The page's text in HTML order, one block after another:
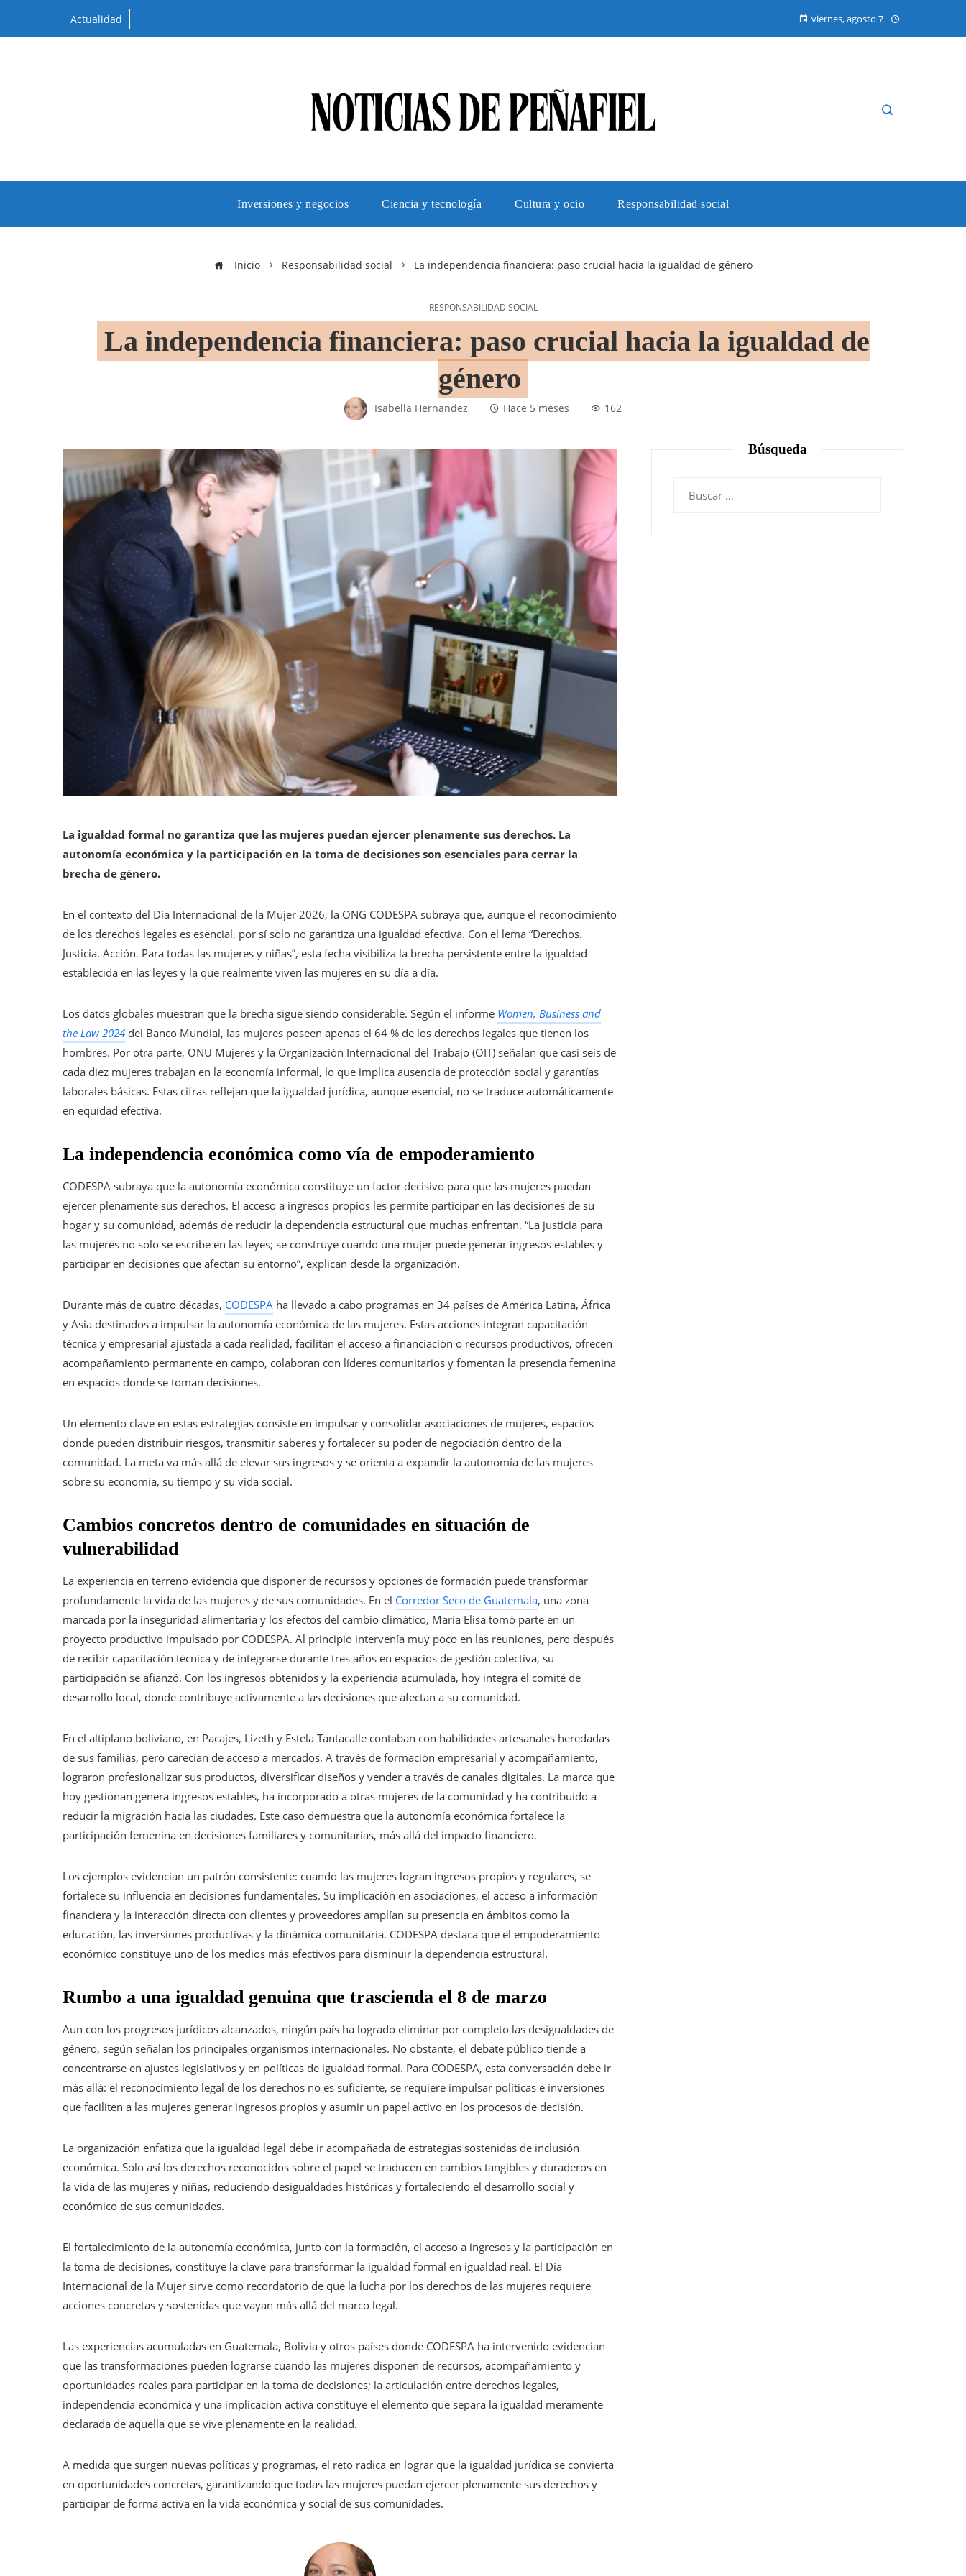
Actualidad viernes, agosto 7
Inversiones y negocios Ciencia y tecnología Cultura y ocio Responsabilidad social
Inicio Responsabilidad social La independencia financiera: paso crucial hacia la igualdad de género
RESPONSABILIDAD SOCIAL
La independencia financiera: paso crucial hacia la igualdad de
género
Isabella Hernandez Hace 5 meses 162
La igualdad formal no garantiza que las mujeres puedan ejercer plenamente sus derechos. La
autonomía económica y la participación en la toma de decisiones son esenciales para cerrar la
brecha de género.
En el contexto del Día Internacional de la Mujer 2026, la ONG CODESPA subraya que, aunque el reconocimiento
de los derechos legales es esencial, por sí solo no garantiza una igualdad efectiva. Con el lema “Derechos.
Justicia. Acción. Para todas las mujeres y niñas”, esta fecha visibiliza la brecha persistente entre la igualdad
establecida en las leyes y la que realmente viven las mujeres en su día a día.
Los datos globales muestran que la brecha sigue siendo considerable. Según el informe Women, Business and
the Law 2024 del Banco Mundial, las mujeres poseen apenas el 64 % de los derechos legales que tienen los
hombres. Por otra parte, ONU Mujeres y la Organización Internacional del Trabajo (OIT) señalan que casi seis de
cada diez mujeres trabajan en la economía informal, lo que implica ausencia de protección social y garantías
laborales básicas. Estas cifras reflejan que la igualdad jurídica, aunque esencial, no se traduce automáticamente
en equidad efectiva.
La independencia económica como vía de empoderamiento
CODESPA subraya que la autonomía económica constituye un factor decisivo para que las mujeres puedan
ejercer plenamente sus derechos. El acceso a ingresos propios les permite participar en las decisiones de su
hogar y su comunidad, además de reducir la dependencia estructural que muchas enfrentan. “La justicia para
las mujeres no solo se escribe en las leyes; se construye cuando una mujer puede generar ingresos estables y
participar en decisiones que afectan su entorno”, explican desde la organización.
Durante más de cuatro décadas, CODESPA ha llevado a cabo programas en 34 países de América Latina, África
y Asia destinados a impulsar la autonomía económica de las mujeres. Estas acciones integran capacitación
técnica y empresarial ajustada a cada realidad, facilitan el acceso a financiación o recursos productivos, ofrecen
acompañamiento permanente en campo, colaboran con líderes comunitarios y fomentan la presencia femenina
en espacios donde se toman decisiones.
Un elemento clave en estas estrategias consiste en impulsar y consolidar asociaciones de mujeres, espacios
donde pueden distribuir riesgos, transmitir saberes y fortalecer su poder de negociación dentro de la
comunidad. La meta va más allá de elevar sus ingresos y se orienta a expandir la autonomía de las mujeres
sobre su economía, su tiempo y su vida social.
Cambios concretos dentro de comunidades en situación de
vulnerabilidad
La experiencia en terreno evidencia que disponer de recursos y opciones de formación puede transformar
profundamente la vida de las mujeres y de sus comunidades. En el Corredor Seco de Guatemala, una zona
marcada por la inseguridad alimentaria y los efectos del cambio climático, María Elisa tomó parte en un
proyecto productivo impulsado por CODESPA. Al principio intervenía muy poco en las reuniones, pero después
de recibir capacitación técnica y de integrarse durante tres años en espacios de gestión colectiva, su
participación se afianzó. Con los ingresos obtenidos y la experiencia acumulada, hoy integra el comité de
desarrollo local, donde contribuye activamente a las decisiones que afectan a su comunidad.
En el altiplano boliviano, en Pacajes, Lizeth y Estela Tantacalle contaban con habilidades artesanales heredadas
de sus familias, pero carecían de acceso a mercados. A través de formación empresarial y acompañamiento,
lograron profesionalizar sus productos, diversificar diseños y vender a través de canales digitales. La marca que
hoy gestionan genera ingresos estables, ha incorporado a otras mujeres de la comunidad y ha contribuido a
reducir la migración hacia las ciudades. Este caso demuestra que la autonomía económica fortalece la
participación femenina en decisiones familiares y comunitarias, más allá del impacto financiero.
Los ejemplos evidencian un patrón consistente: cuando las mujeres logran ingresos propios y regulares, se
fortalece su influencia en decisiones fundamentales. Su implicación en asociaciones, el acceso a información
financiera y la interacción directa con clientes y proveedores amplían su presencia en ámbitos como la
educación, las inversiones productivas y la dinámica comunitaria. CODESPA destaca que el empoderamiento
económico constituye uno de los medios más efectivos para disminuir la dependencia estructural.
Rumbo a una igualdad genuina que trascienda el 8 de marzo
Aun con los progresos jurídicos alcanzados, ningún país ha logrado eliminar por completo las desigualdades de
género, según señalan los principales organismos internacionales. No obstante, el debate público tiende a
concentrarse en ajustes legislativos y en políticas de igualdad formal. Para CODESPA, esta conversación debe ir
más allá: el reconocimiento legal de los derechos no es suficiente, se requiere impulsar políticas e inversiones
que faciliten a las mujeres generar ingresos propios y asumir un papel activo en los procesos de decisión.
La organización enfatiza que la igualdad legal debe ir acompañada de estrategias sostenidas de inclusión
económica. Solo así los derechos reconocidos sobre el papel se traducen en cambios tangibles y duraderos en
la vida de las mujeres y niñas, reduciendo desigualdades históricas y fortaleciendo el desarrollo social y
económico de sus comunidades.
El fortalecimiento de la autonomía económica, junto con la formación, el acceso a ingresos y la participación en
la toma de decisiones, constituye la clave para transformar la igualdad formal en igualdad real. El Día
Internacional de la Mujer sirve como recordatorio de que la lucha por los derechos de las mujeres requiere
acciones concretas y sostenidas que vayan más allá del marco legal.
Las experiencias acumuladas en Guatemala, Bolivia y otros países donde CODESPA ha intervenido evidencian
que las transformaciones pueden lograrse cuando las mujeres disponen de recursos, acompañamiento y
oportunidades reales para participar en la toma de decisiones; la articulación entre derechos legales,
independencia económica y una implicación activa constituye el elemento que separa la igualdad meramente
declarada de aquella que se vive plenamente en la realidad.
A medida que surgen nuevas políticas y programas, el reto radica en lograr que la igualdad jurídica se convierta
en oportunidades concretas, garantizando que todas las mujeres puedan ejercer plenamente sus derechos y
participar de forma activa en la vida económica y social de sus comunidades.
Búsqueda